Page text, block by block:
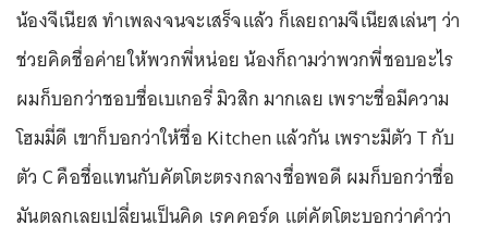
น้องจีเนียส ทำเพลงจนจะเสร็จแล้ว ก็เลยถามจีเนียสเล่นๆ ว่า
ช่วยคิดชื่อค่ายให้พวกพี่หน่อย น้องก็ถามว่าพวกพี่ชอบอะไร
ผมก็บอกว่าชอบชื่อเบเกอรี่ มิวสิก มากเลย เพราะชื่อมีความ
โฮมมี่ดี เขาก็บอกว่าให้ชื่อ Kitchen แล้วกัน เพราะมีตัว T กับ
ตัว C คือชื่อแทนกับคัตโตะตรงกลางชื่อพอดี ผมก็บอกว่าชื่อ
มันตลกเลยเปลี่ยนเป็นคิด เรคคอร์ด แต่คัตโตะบอกว่าคำว่า